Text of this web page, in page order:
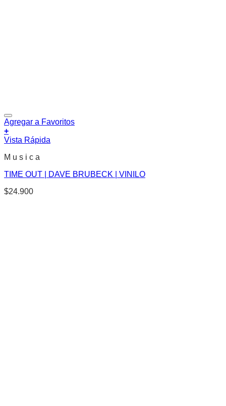
Agregar a Favoritos
+
Vista Rápida
M u s i c a
TIME OUT | DAVE BRUBECK | VINILO
$24.900